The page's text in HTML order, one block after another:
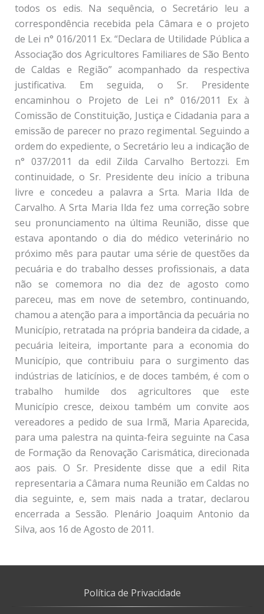
todos os edis. Na sequência, o Secretário leu a
correspondência recebida pela Câmara e o projeto
de Lei n° 016/2011 Ex. “Declara de Utilidade Pública a
Associação dos Agricultores Familiares de São Bento
de Caldas e Região” acompanhado da respectiva
justificativa. Em seguida, o Sr. Presidente
encaminhou o Projeto de Lei n° 016/2011 Ex à
Comissão de Constituição, Justiça e Cidadania para a
emissão de parecer no prazo regimental. Seguindo a
ordem do expediente, o Secretário leu a indicação de
n° 037/2011 da edil Zilda Carvalho Bertozzi. Em
continuidade, o Sr. Presidente deu início a tribuna
livre e concedeu a palavra a Srta. Maria Ilda de
Carvalho. A Srta Maria Ilda fez uma correção sobre
seu pronunciamento na última Reunião, disse que
estava apontando o dia do médico veterinário no
próximo mês para pautar uma série de questões da
pecuária e do trabalho desses profissionais, a data
não se comemora no dia dez de agosto como
pareceu, mas em nove de setembro, continuando,
chamou a atenção para a importância da pecuária no
Município, retratada na própria bandeira da cidade, a
pecuária leiteira, importante para a economia do
Município, que contribuiu para o surgimento das
indústrias de laticínios, e de doces também, é com o
trabalho humilde dos agricultores que este
Município cresce, deixou também um convite aos
vereadores a pedido de sua Irmã, Maria Aparecida,
para uma palestra na quinta-feira seguinte na Casa
de Formação da Renovação Carismática, direcionada
aos pais. O Sr. Presidente disse que a edil Rita
representaria a Câmara numa Reunião em Caldas no
dia seguinte, e, sem mais nada a tratar, declarou
encerrada a Sessão. Plenário Joaquim Antonio da
Silva, aos 16 de Agosto de 2011.
Política de Privacidade